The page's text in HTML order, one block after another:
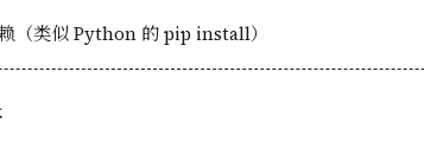
（类似 Python 的 pip install）